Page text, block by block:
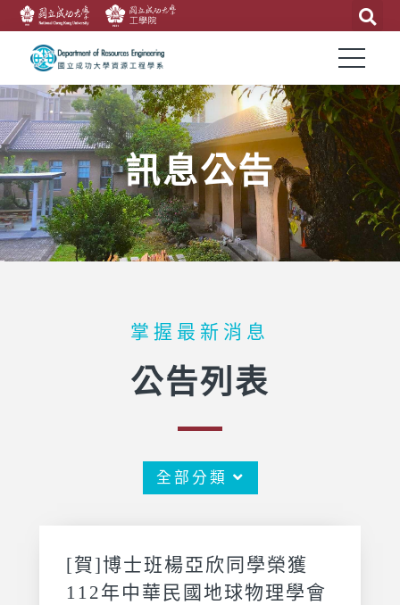
訊息公告
掌握最新消息
公告列表
全部分類
[賀]博士班楊亞欣同學榮獲
112年中華民國地球物理學會